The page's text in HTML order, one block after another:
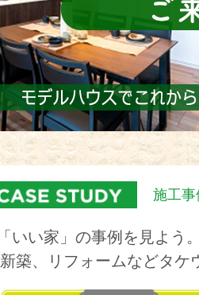
施工事
「いい家」の事例を見よう
新築、リフォームなどタケ